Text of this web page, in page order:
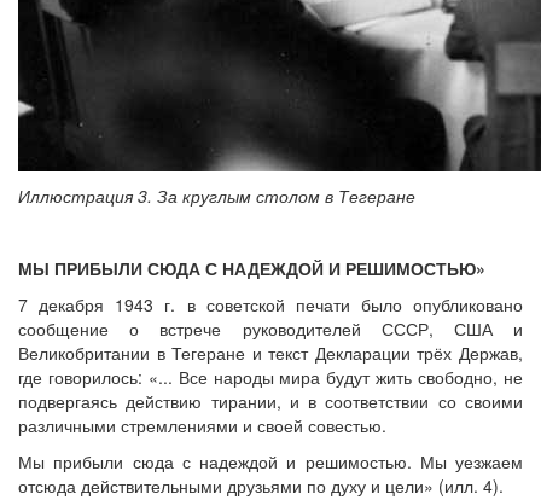
Иллюстрация 3. За круглым столом в Тегеране
МЫ ПРИБЫЛИ СЮДА С НАДЕЖДОЙ И РЕШИМОСТЬЮ»
7 декабря 1943 г. в советской печати было опубликовано
сообщение о встрече руководителей СССР, США и
Великобритании в Тегеране и текст Декларации трёх Держав,
где говорилось: «... Все народы мира будут жить свободно, не
подвергаясь действию тирании, и в соответствии со своими
различными стремлениями и своей совестью.
Мы прибыли сюда с надеждой и решимостью. Мы уезжаем
отсюда действительными друзьями по духу и цели» (илл. 4).